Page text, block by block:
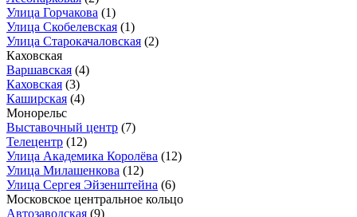
Улица Горчакова (1)
Улица Скобелевская (1)
Улица Старокачаловская (2)
Каховская
Варшавская (4)
Каховская (3)
Каширская (4)
Монорельс
Выставочный центр (7)
Телецентр (12)
Улица Академика Королёва (12)
Улица Милашенкова (12)
Улица Сергея Эйзенштейна (6)
Московское центральное кольцо
Автозаводская (9)